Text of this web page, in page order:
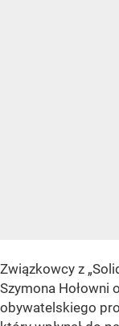
Związkowcy z
Szymona Hołowni
obywatelskiego